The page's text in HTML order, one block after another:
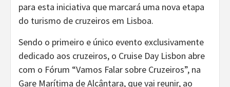
para esta iniciativa que marcará uma nova etapa
do turismo de cruzeiros em Lisboa.
Sendo o primeiro e único evento exclusivamente
dedicado aos cruzeiros, o Cruise Day Lisbon abre
com o Fórum “Vamos Falar sobre Cruzeiros”, na
Gare Marítima de Alcântara, que vai reunir, ao